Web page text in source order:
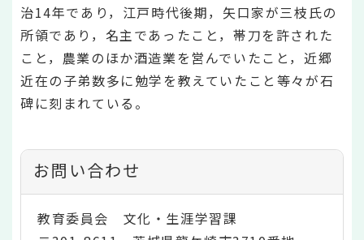
治14年であり，江戸時代後期，矢口家が三枝氏の
所領であり，名主であったこと，帯刀を許された
こと，農業のほか酒造業を営んでいたこと，近郷
近在の子弟数多に勉学を教えていたこと等々が石
碑に刻まれている。
お問い合わせ
教育委員会 文化・生涯学習課